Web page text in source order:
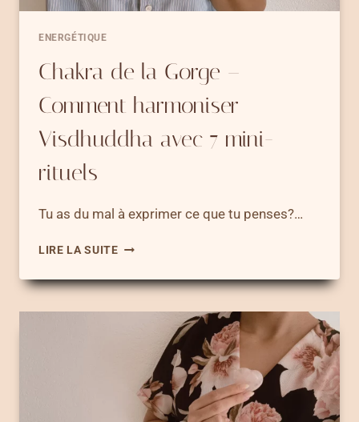
ENERGÉTIQUE
Chakra de la Gorge –
Comment harmoniser
Visdhuddha avec 7 mini-
rituels
Tu as du mal à exprimer ce que tu penses?…
LIRE LA SUITECHAKRA
LA
–
COMMENT
HARMONISER
VISDHUDDHA
AVEC
MINI-